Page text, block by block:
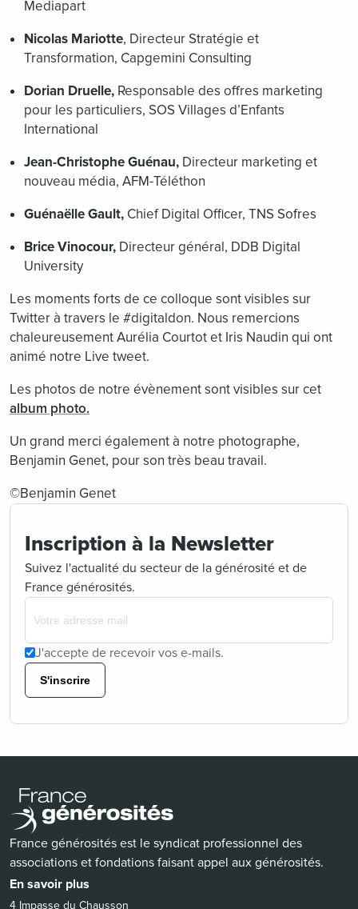
Mediapart
Nicolas Mariotte, Directeur Stratégie et
Transformation, Capgemini Consulting
Dorian Druelle, Responsable des offres marketing
pour les particuliers, SOS Villages d’Enfants
International
Jean-Christophe Guénau, Directeur marketing et
nouveau média, AFM-Téléthon
Guénaëlle Gault, Chief Digital Officer, TNS Sofres
Brice Vinocour, Directeur général, DDB Digital
University
Les moments forts de ce colloque sont visibles sur
Twitter à travers le #digitaldon. Nous remercions
chaleureusement Aurélia Courtot et Iris Naudin qui ont
animé notre Live tweet.
Les photos de notre évènement sont visibles sur cet
album photo.
Un grand merci également à notre photographe,
Benjamin Genet, pour son très beau travail.
©Benjamin Genet
Inscription à la Newsletter
Suivez l'actualité du secteur de la générosité et de
France générosités.
J'accepte de recevoir vos e-mails.
S'inscrire
France générosités est le syndicat professionnel des
associations et fondations faisant appel aux générosités.
En savoir plus
4 Impasse du Chausson